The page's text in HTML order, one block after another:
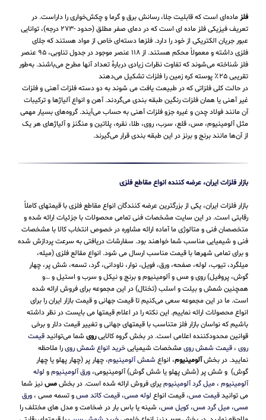
فلزماده‌ای است که قابلیت جلا، رسانش برق و گرما و چکش‌خواری را داراست. در
تعریف فیزیکی فلز ماده ای است که در دمای صفر مطلق (حدود -۲۷۳ درجه)، توانایی
عبور جریان الکتریکی از خود را دارد. فلزها دسته‌ای خاص از مواد هستند که جلای
فلزی داشته و معمولاً محکم هستند. از ۱۱۸ عنصر موجود در جدول تناوبی، ۹۵ عنصر
فلز شناخته می‌شوند که تفاوت نظرات زیادی دربارهٔ تعداد آنها مطرح می‌باشند. به‌طور
تقریبی ۲۵٪ پوسته کره زمین را فلزات تشکیل می‌دهند
در حالت کلی فلزاتی که در طبیعت یافت می شوند به دو دسته فلزات آهنی و فلزات
غیر آهنی یا همان فلزات رنگین طبقه بندی می‌گردند. آهن و انواع آلیاژها و ترکیبات
آن مانند فولاد چدن و غیره جزو فلزات آهنی به حساب می‌‌آیند. گروه‌های بسیار مهمی
مثل آلومینیوم، مس، قلع، سرب، روی، طلا، نقره، پلاتین و منگنز و آلیاژهای هر یک
از آن‌ها مانند برنج و برنز در این طبقه‌ بندی قرار می‌‌گیرند.
بازار فلزات ایران، عرضه کننده انواع مقاطع فلزی
بازار فلزات ایران، یکی از بزرگترین عرضه کنندگان انواع مقاطع فلزی با قیمتهای کاملاً
رقابتی است. در این سایت مشخصات فنی تمامی محصولات با جزئیات ارائه شده و
متخصصان فنی و متالوژی ما آماده ارائه مشاوره در خصوص انتخاب کالا با مشخصات
فنی و شیمیایی مناسب شما خواهند بود. سفارشات دریافتی به سرعت پردازش شده
و برای تمامی شهرها با قیمت مناسب ارسال می شود. انواع مقالع فلزی (میله،
میلگرد، تیوب، لوله، صفحه، ورق، فویل، نوار، ناودانی، گرد، تسمه، شش پر، چهار
گوش، پروفیل) روی و مس و آلومینیوم و برنج و نیکل و سرب و استیل و …و
همچنین شمش و بیلت و اسلب (تختال) در این مجموعه برای فروش ارائه شده
است. ما در این مجموعه سعی می‌کنیم تا قیمت جهانی و قیمت بازار ایران را برای
انواع محصولات ارائه نماییم. این نکته را در اعلام قیمتها می بایست در نظر داشته
باشیم که نواسان بازار فلز متناسب با قیمتهای جهانی و تغییر قیمت دلار و برخی
قوانین محدودکننده اعلامی است. در بخش گروه کالاییروی شما می‌توانیدقیمت
روی ، قیمت شمش رویمشخصات شیمیاییخرید انواع شمش رویرا ملاحظه
نمایید. در بخشآلومینیوم، انواع شمش آلومینیوم، چهار پر (چهار پهلو یا چهار
گوش) و شش پر (شش پهلو یا شش گوش) آلومینیومی، ورق آلومینیومو لوله
آلومینیوم ، میل گرد آلومینیومیرای فروش ارائه شده است. در بخشمسنیز شما
می توانیدقیمت مس، قیمت انواع لوله مسی، قیمت کاتد مسو تسمه مسی ، ورق
مسی، میل گرد مس، کویل مس، شینه یا باس بار در ضخامت و مدل های مختلف را